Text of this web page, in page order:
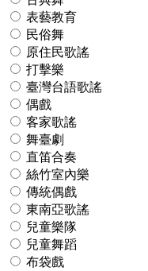
表藝教育
民俗舞
原住民歌謠
打擊樂
臺灣台語歌謠
偶戲
客家歌謠
舞臺劇
直笛合奏
絲竹室內樂
傳統偶戲
東南亞歌謠
兒童樂隊
兒童舞蹈
布袋戲